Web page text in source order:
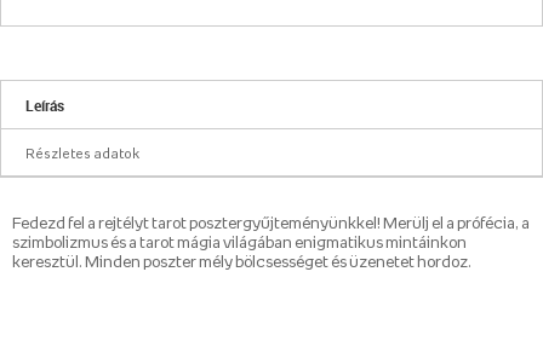
Leírás
Részletes adatok
Fedezd fel a rejtélyt tarot posztergyűjteményünkkel! Merülj el a prófécia, a
szimbolizmus és a tarot mágia világában enigmatikus mintáinkon
keresztül. Minden poszter mély bölcsességet és üzenetet hordoz.